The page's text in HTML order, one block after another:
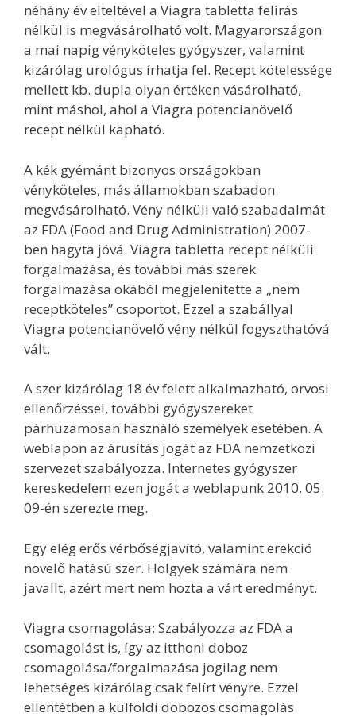
néhány év elteltével a Viagra tabletta felírás
nélkül is megvásárolható volt. Magyarországon
a mai napig vényköteles gyógyszer, valamint
kizárólag urológus írhatja fel. Recept kötelessége
mellett kb. dupla olyan értéken vásárolható,
mint máshol, ahol a Viagra potencianövelő
recept nélkül kapható.
A kék gyémánt bizonyos országokban
vényköteles, más államokban szabadon
megvásárolható. Vény nélküli való szabadalmát
az FDA (Food and Drug Administration) 2007-
ben hagyta jóvá. Viagra tabletta recept nélküli
forgalmazása, és további más szerek
forgalmazása okából megjelenítette a „nem
receptköteles” csoportot. Ezzel a szabállyal
Viagra potencianövelő vény nélkül fogyszthatóvá
vált.
A szer kizárólag 18 év felett alkalmazható, orvosi
ellenőrzéssel, további gyógyszereket
párhuzamosan használó személyek esetében. A
weblapon az árusítás jogát az FDA nemzetközi
szervezet szabályozza. Internetes gyógyszer
kereskedelem ezen jogát a weblapunk 2010. 05.
09-én szerezte meg.
Egy elég erős vérbőségjavító, valamint erekció
növelő hatású szer. Hölgyek számára nem
javallt, azért mert nem hozta a várt eredményt.
Viagra csomagolása: Szabályozza az FDA a
csomagolást is, így az itthoni doboz
csomagolása/forgalmazása jogilag nem
lehetséges kizárólag csak felírt vényre. Ezzel
ellentétben a külföldi dobozos csomagolás